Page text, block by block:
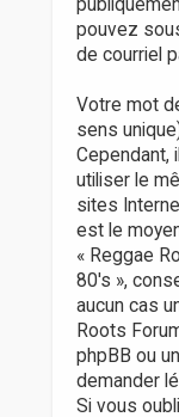
pouvez
de courriel
Votre mot
sens
Cependant,
utiliser le
sites
est le
« Reggae
80's »,
aucun cas
Roots
phpBB ou
demander
Si vous